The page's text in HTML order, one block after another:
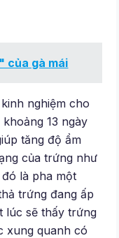
của gà mái
nghiệm cho
13 ngày
tăng độ ẩm
của trứng như
là pha một
trứng đang ấp
lúc sẽ thấy trứng
xung quanh có